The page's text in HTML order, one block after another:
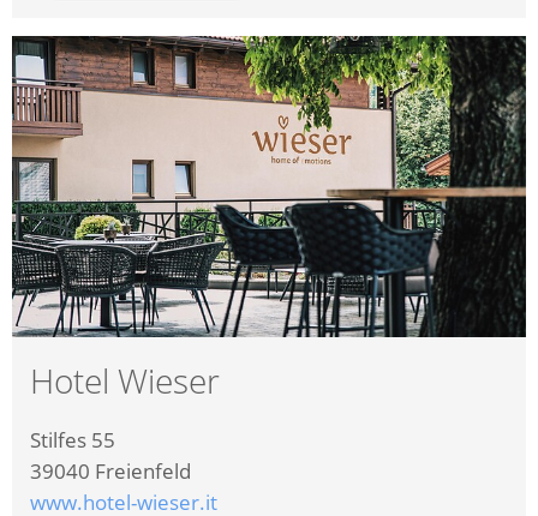
Hotel Wieser
Stilfes 55
39040 Freienfeld
www.hotel-wieser.it